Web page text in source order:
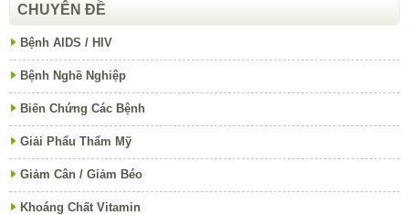
CHUYÊN ĐỀ
Bệnh AIDS / HIV
Bệnh Nghề Nghiệp
Biến Chứng Các Bệnh
Giải Phẩu Thẩm Mỹ
Giảm Cân / Giảm Béo
Khoáng Chất Vitamin